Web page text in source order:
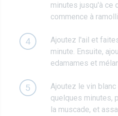
minutes jusqu'à ce
commence à
4
Ajoutez l'ail et
minute. Ensuite,
edamames et
5
Ajoutez le vin
quelques minutes,
la muscade, et